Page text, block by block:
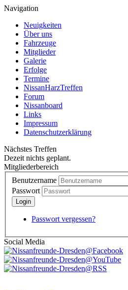
Navigation
Neuigkeiten
Über uns
Fahrzeuge
Mitglieder
Galerie
Erfolge
Termine
NissanHarzTreffen
Forum
Nissanboard
Links
Impressum
Datenschutzerklärung
Nächstes Treffen
Dezeit nichts geplant.
Mitgliederbereich
Benutzername
Passwort
Passwort vergessen?
Social Media